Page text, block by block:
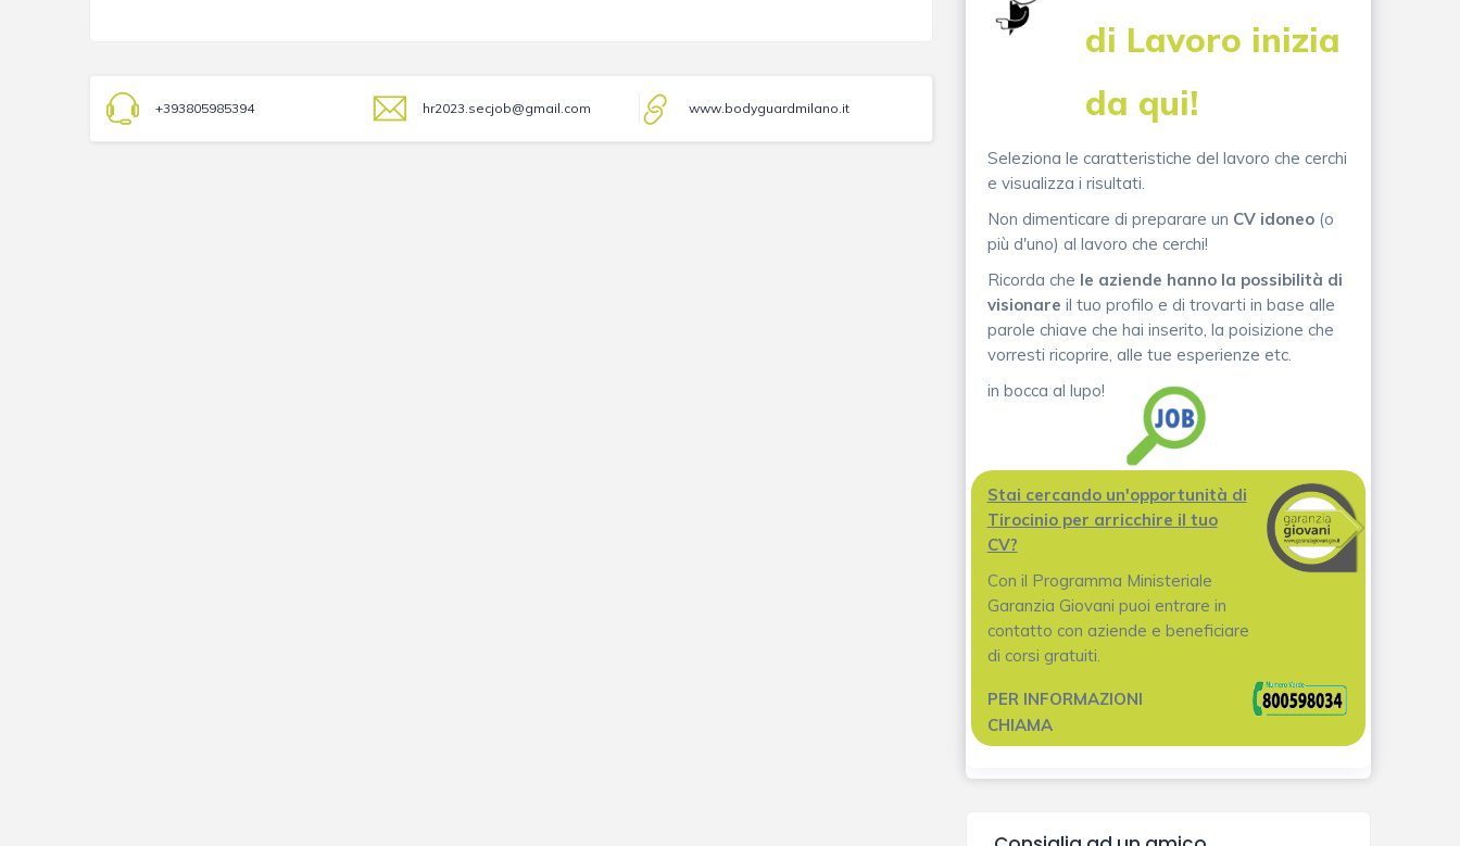
+393805985394 hr2023.secjob@gmail.com www.bodyguardmilano.it
di Lavoro inizia
da qui!
Seleziona le caratteristiche del lavoro che cerchi
e visualizza i risultati.
Non dimenticare di preparare un CV idoneo(o
più d'uno) al lavoro che cerchi!
Ricorda che le aziende hanno la possibilità di
visionare il tuo profilo e di trovarti in base alle
parole chiave che hai inserito, la poisizione che
vorresti ricoprire, alle tue esperienze etc.
in bocca al lupo!
Stai cercando un'opportunità di
Tirocinio per arricchire il tuo
CV?
Con il Programma Ministeriale
Garanzia Giovani puoi entrare in
contatto con aziende e beneficiare
di corsi gratuiti.
PER INFORMAZIONI
CHIAMA